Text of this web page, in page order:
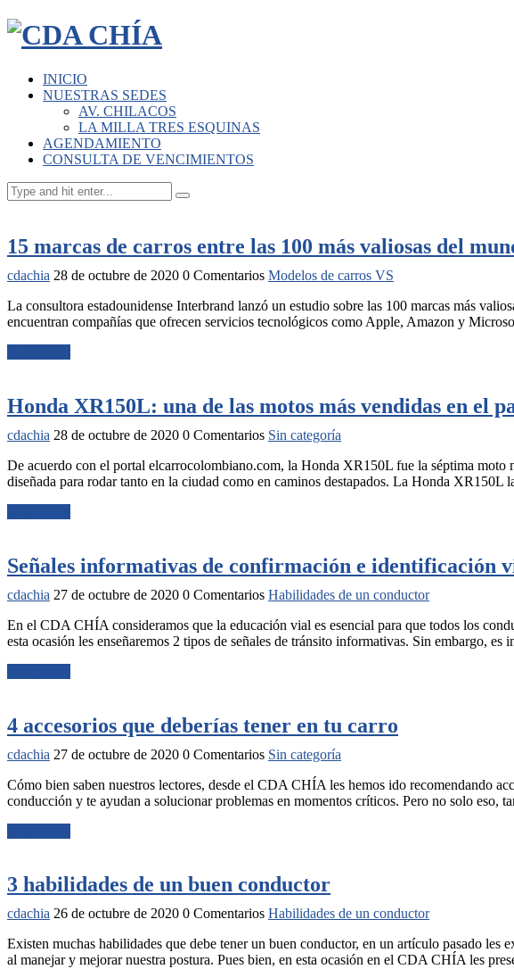
INICIO
NUESTRAS SEDES
AV. CHILACOS
LA MILLA TRES ESQUINAS
AGENDAMIENTO
CONSULTA DE VENCIMIENTOS
15 marcas de carros entre las 100 más valiosas del
cdachia 28 de octubre de 2020 0 Comentarios Modelos de carros VS
La consultora estadounidense Interbrand lanzó un estudio sobre las 100 marcas más
encuentran compañías que ofrecen servicios tecnológicos como Apple, Amazon y
Honda XR150L: una de las motos más vendidas en el
cdachia 28 de octubre de 2020 0 Comentarios Sin categoría
De acuerdo con el portal elcarrocolombiano.com, la Honda XR150L fue la séptima moto
diseñada para rodar tanto en la ciudad como en caminos destapados. La Honda
Señales informativas de confirmación e identificación
cdachia 27 de octubre de 2020 0 Comentarios Habilidades de un conductor
En el CDA CHÍA consideramos que la educación vial es esencial para que todos los
esta ocasión les enseñaremos 2 tipos de señales de tránsito informativas. Sin embargo,
4 accesorios que deberías tener en tu carro
cdachia 27 de octubre de 2020 0 Comentarios Sin categoría
Cómo bien saben nuestros lectores, desde el CDA CHÍA les hemos ido recomendando
conducción y te ayudan a solucionar problemas en momentos críticos. Pero no solo eso,
3 habilidades de un buen conductor
cdachia 26 de octubre de 2020 0 Comentarios Habilidades de un conductor
Existen muchas habilidades que debe tener un buen conductor, en un artículo pasado
al manejar y mejorar nuestra postura. Pues bien, en esta ocasión en el CDA CHÍA les